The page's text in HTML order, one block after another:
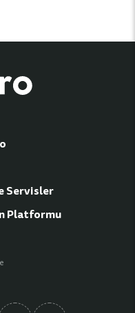
Servisler
Platformu